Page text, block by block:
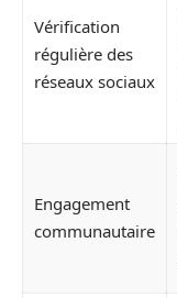
Vérification
régulière des
réseaux sociaux
Engagement
communautaire